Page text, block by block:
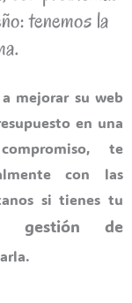
tenemos la
mejorar su web
en una
te
con las
si tienes tu
gestión de